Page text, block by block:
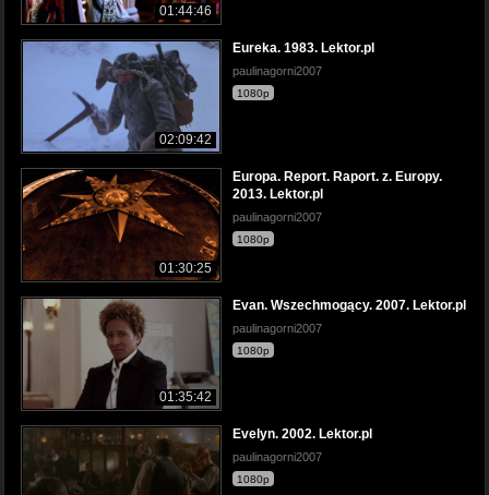
01:44:46
02:09:42
Eureka. 1983. Lektor.pl
paulinagorni2007
1080p
01:30:25
Europa. Report. Raport. z. Europy.
2013. Lektor.pl
paulinagorni2007
1080p
01:35:42
Evan. Wszechmogący. 2007. Lektor.pl
paulinagorni2007
1080p
Evelyn. 2002. Lektor.pl
paulinagorni2007
1080p